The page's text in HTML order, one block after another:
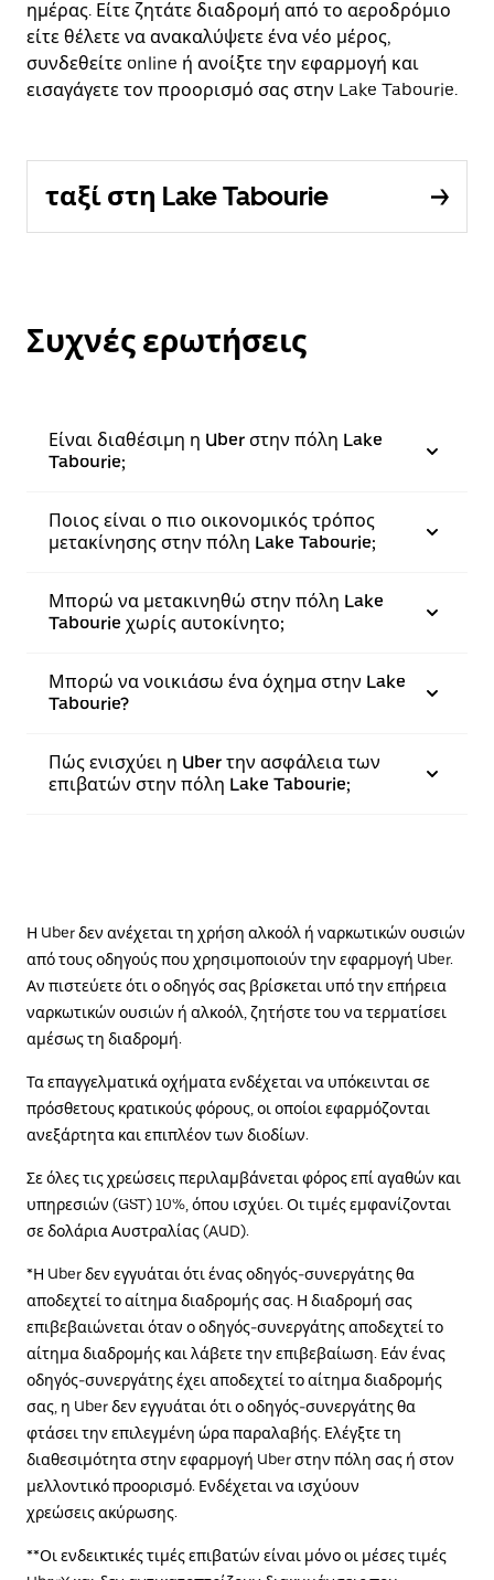
ημέρας. Είτε ζητάτε διαδρομή από το αεροδρόμιο
είτε θέλετε να ανακαλύψετε ένα νέο μέρος,
συνδεθείτε online ή ανοίξτε την εφαρμογή και
εισαγάγετε τον προορισμό σας στην Lake Tabourie.
ταξί στη Lake Tabourie
Συχνές ερωτήσεις
Είναι διαθέσιμη η Uber στην πόλη Lake
Tabourie;
Ποιος είναι ο πιο οικονομικός τρόπος
μετακίνησης στην πόλη Lake Tabourie;
Μπορώ να μετακινηθώ στην πόλη Lake
Tabourie χωρίς αυτοκίνητο;
Μπορώ να νοικιάσω ένα όχημα στην Lake
Tabourie?
Πώς ενισχύει η Uber την ασφάλεια των
επιβατών στην πόλη Lake Tabourie;
Η Uber δεν ανέχεται τη χρήση αλκοόλ ή ναρκωτικών ουσιών
από τους οδηγούς που χρησιμοποιούν την εφαρμογή Uber.
Αν πιστεύετε ότι ο οδηγός σας βρίσκεται υπό την επήρεια
ναρκωτικών ουσιών ή αλκοόλ, ζητήστε του να τερματίσει
αμέσως τη διαδρομή.
Τα επαγγελματικά οχήματα ενδέχεται να υπόκεινται σε
πρόσθετους κρατικούς φόρους, οι οποίοι εφαρμόζονται
ανεξάρτητα και επιπλέον των διοδίων.
Σε όλες τις χρεώσεις περιλαμβάνεται φόρος επί αγαθών και
υπηρεσιών (GST) 10%, όπου ισχύει. Οι τιμές εμφανίζονται
σε δολάρια Αυστραλίας (AUD).
*Η Uber δεν εγγυάται ότι ένας οδηγός-συνεργάτης θα
αποδεχτεί το αίτημα διαδρομής σας. Η διαδρομή σας
επιβεβαιώνεται όταν ο οδηγός-συνεργάτης αποδεχτεί το
αίτημα διαδρομής και λάβετε την επιβεβαίωση. Εάν ένας
οδηγός-συνεργάτης έχει αποδεχτεί το αίτημα διαδρομής
σας, η Uber δεν εγγυάται ότι ο οδηγός-συνεργάτης θα
φτάσει την επιλεγμένη ώρα παραλαβής. Ελέγξτε τη
διαθεσιμότητα στην εφαρμογή Uber στην πόλη σας ή στον
μελλοντικό προορισμό. Ενδέχεται να ισχύουν
χρεώσεις ακύρωσης.
**Οι ενδεικτικές τιμές επιβατών είναι μόνο οι μέσες τιμές